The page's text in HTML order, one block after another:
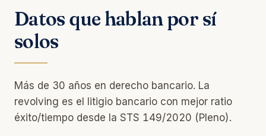
Datos que hablan por sí
solos
Más de 30 años en derecho bancario. La
revolving es el litigio bancario con mejor ratio
éxito/tiempo desde la STS 149/2020 (Pleno).